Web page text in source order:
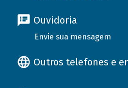
Ouvidoria
Envie sua mensagem
Outros telefones e